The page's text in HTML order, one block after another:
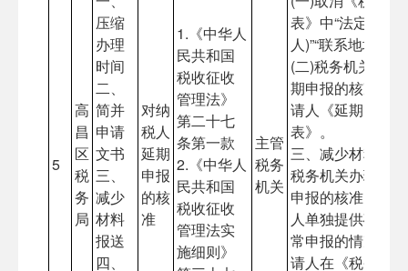
5
高
昌
区
税
务
局
压缩
办理
时间
二、
简并
申请
文书
三、
减少
材料
报送
四、
对纳
税人
延期
申报
的核
准
1.《中华人
民共和国
税收征收
管理法》
第二十七
条第一款
2.《中华人
民共和国
税收征收
管理法实
施细则》
主管
税务
机关
表》中“法定代表
人)”“联系地址”栏
(二)税务机关办理
期申报的核准，
请人《延期申报
表》。
三、减少材料报送
税务机关办理对
申报的核准，不
人单独提供确有
常申报的情况说
请人在《税务行